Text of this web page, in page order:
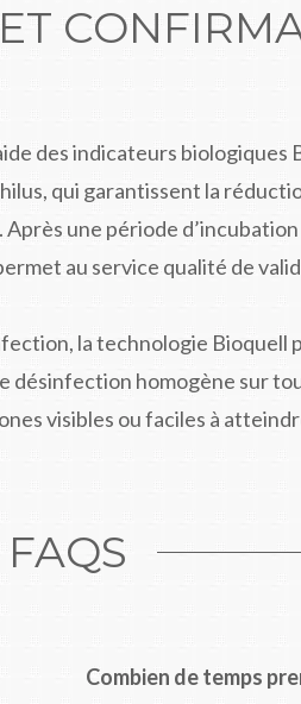
des indicateurs
qui garantissent la
une période
au service qualité de
la technologie Bioquell
désinfection homogène sur
visibles ou faciles à
FAQS
Combien de temps